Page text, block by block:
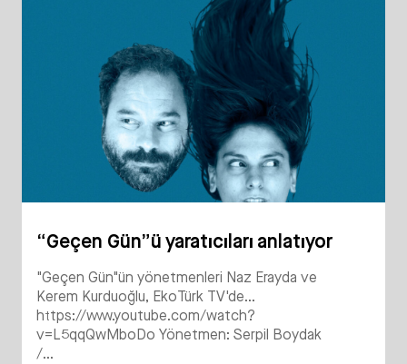
“Geçen Gün”ü yaratıcıları anlatıyor
"Geçen Gün"ün yönetmenleri Naz Erayda ve
Kerem Kurduoğlu, EkoTürk TV'de...
https://www.youtube.com/watch?
v=L5qqQwMboDo Yönetmen: Serpil Boydak
/...